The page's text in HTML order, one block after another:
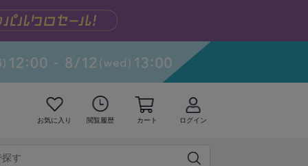
お気に入り 閲覧履歴 カート ログイン